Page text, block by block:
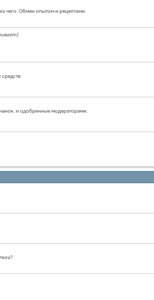
чего. Обмен опытом и рецептами.
и одобренные модераторами.